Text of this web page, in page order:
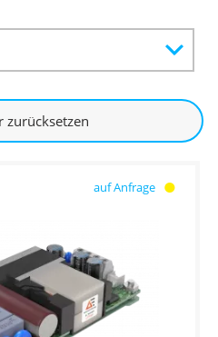
zurücksetzen
auf Anfrage